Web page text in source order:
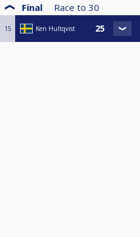
Final Race to 30
15 Ken Hultqvist